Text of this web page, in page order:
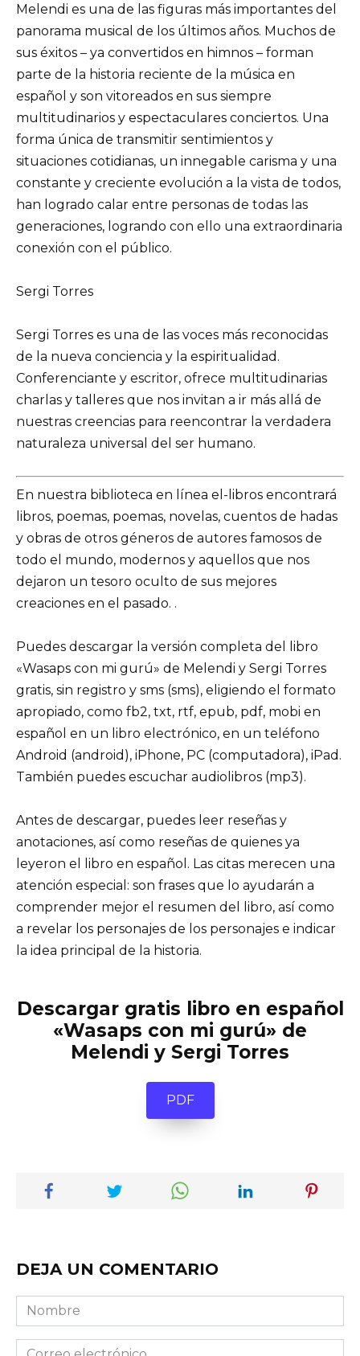
Melendi es una de las figuras más importantes del
panorama musical de los últimos años. Muchos de
sus éxitos – ya convertidos en himnos – forman
parte de la historia reciente de la música en
español y son vitoreados en sus siempre
multitudinarios y espectaculares conciertos. Una
forma única de transmitir sentimientos y
situaciones cotidianas, un innegable carisma y una
constante y creciente evolución a la vista de todos,
han logrado calar entre personas de todas las
generaciones, logrando con ello una extraordinaria
conexión con el público.
Sergi Torres
Sergi Torres es una de las voces más reconocidas
de la nueva conciencia y la espiritualidad.
Conferenciante y escritor, ofrece multitudinarias
charlas y talleres que nos invitan a ir más allá de
nuestras creencias para reencontrar la verdadera
naturaleza universal del ser humano.
En nuestra biblioteca en línea el-libros encontrará
libros, poemas, poemas, novelas, cuentos de hadas
y obras de otros géneros de autores famosos de
todo el mundo, modernos y aquellos que nos
dejaron un tesoro oculto de sus mejores
creaciones en el pasado. .
Puedes descargar la versión completa del libro
«Wasaps con mi gurú» de Melendi y Sergi Torres
gratis, sin registro y sms (sms), eligiendo el formato
apropiado, como fb2, txt, rtf, epub, pdf, mobi en
español en un libro electrónico, en un teléfono
Android (android), iPhone, PC (computadora), iPad.
También puedes escuchar audiolibros (mp3).
Antes de descargar, puedes leer reseñas y
anotaciones, así como reseñas de quienes ya
leyeron el libro en español. Las citas merecen una
atención especial: son frases que lo ayudarán a
comprender mejor el resumen del libro, así como
a revelar los personajes de los personajes e indicar
la idea principal de la historia.
Descargar gratis libro en español
«Wasaps con mi gurú» de
Melendi y Sergi Torres
PDF
DEJA UN COMENTARIO
Nombre
Correo